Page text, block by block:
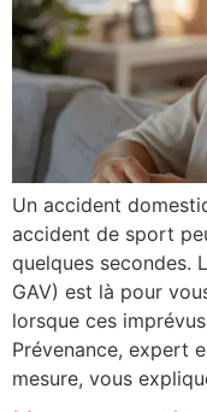
Un accident
accident de sport
quelques secondes.
GAV) est là pour
lorsque ces
Prévenance, expert
mesure, vous